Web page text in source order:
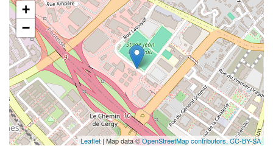
+
−
Leaflet | Map data ©OpenStreetMap contributors,CC-BY-SA
✕